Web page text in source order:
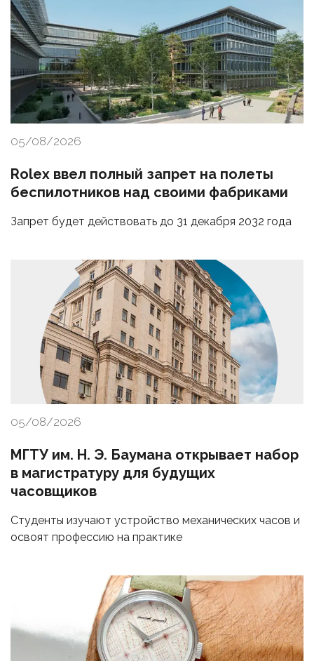
05/08/2026
Rolex ввел полный запрет на полеты
беспилотников над своими фабриками
Запрет будет действовать до 31 декабря 2032 года
05/08/2026
МГТУ им. Н. Э. Баумана открывает набор
в магистратуру для будущих
часовщиков
Студенты изучают устройство механических часов и
освоят профессию на практике